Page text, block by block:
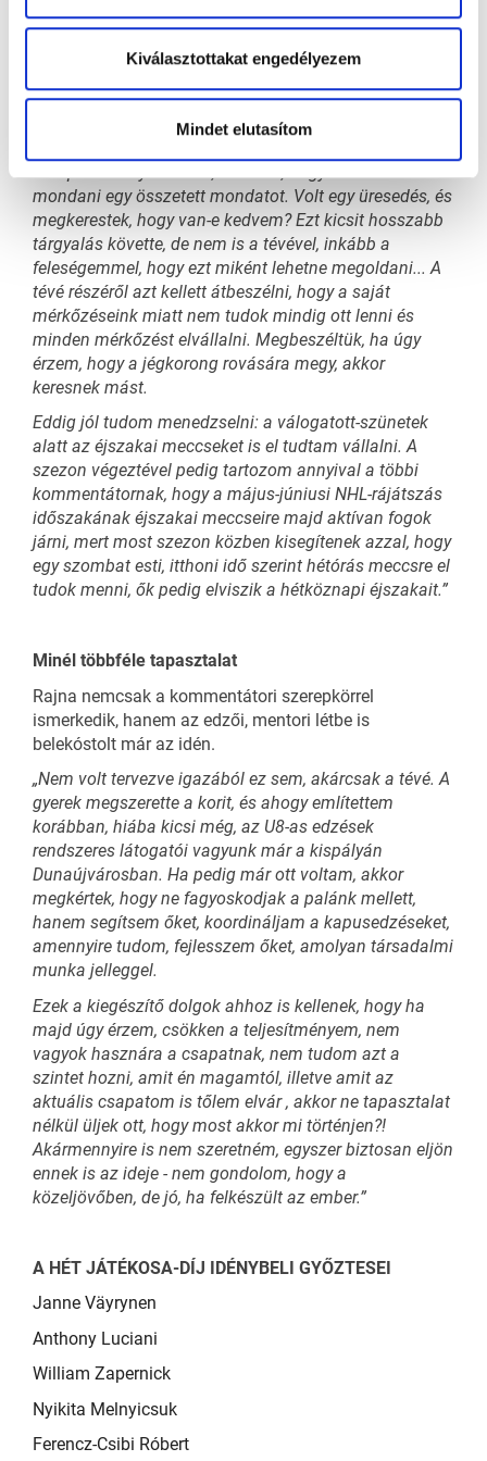
Kiválasztottakat engedélyezem
Mindet elutasítom
az időszakra, amikor szögre akasztja majd a
elszakadni: a szemfüles szurkolók már hallhatták
Rajnát egy-egy NHL-közvetítés során.
„Nem titok, a klubunkhoz új szpíkert érkezett a szezon
már párszor nyilatkozni, és tudta, hogy el tudok
mondani egy összetett mondatot. Volt egy üresedés, és
megkerestek, hogy van-e kedvem? Ezt kicsit hosszabb
tárgyalás követte, de nem is a tévével, inkább a
feleségemmel, hogy ezt miként lehetne megoldani...A
tévé részéről azt kellett átbeszélni, hogy a saját
mérkőzéseink miatt nem tudok mindig ott lenni és
minden mérkőzést elvállalni. Megbeszéltük, ha úgy
érzem, hogy a jégkorong rovására megy, akkor
keresnek mást.
Eddig jól tudom menedzselni: a válogatott-szünetek
alatt az éjszakai meccseket is el tudtam vállalni. A
szezon végeztével pedig tartozom annyival a többi
kommentátornak, hogy a május-júniusi NHL-rájátszás
időszakának éjszakai meccseire majd aktívan fogok
járni, mert most szezon közben kisegítenek azzal, hogy
egy szombat esti, itthoni idő szerint hétórás meccsre el
tudok menni, ők pedig elviszik a hétköznapi éjszakait.”
Minél többféle tapasztalat
Rajna nemcsak a kommentátori szerepkörrel
ismerkedik, hanem az edzői, mentori létbe is
belekóstolt már az idén.
„Nem volt tervezve igazából ez sem, akárcsak a tévé. A
gyerek megszerette a korit, és ahogy említettem
korábban, hiába kicsi még, az U8-as edzések
rendszeres látogatói vagyunk már a kispályán
Dunaújvárosban. Ha pedig már ott voltam, akkor
megkértek, hogy ne fagyoskodjak a palánk mellett,
hanem segítsem őket, koordináljam a kapusedzéseket,
amennyire tudom, fejlesszem őket, amolyan társadalmi
munka jelleggel.
Ezek a kiegészítő dolgok ahhoz is kellenek, hogy ha
majd úgy érzem, csökken a teljesítményem, nem
vagyok hasznára a csapatnak, nem tudom azt a
szintet hozni, amit én magamtól, illetve amit az
aktuális csapatom is tőlem elvár , akkor ne tapasztalat
nélkül üljek ott, hogy most akkor mi történjen?!
Akármennyire is nem szeretném, egyszer biztosan eljön
ennek is az ideje - nem gondolom, hogy a
közeljövőben, de jó, ha felkészült az ember.”
A HÉT JÁTÉKOSA-DÍJ IDÉNYBELI GYŐZTESEI
Janne Väyrynen
Anthony Luciani
William Zapernick
Nyikita Melnyicsuk
Ferencz-Csibi Róbert